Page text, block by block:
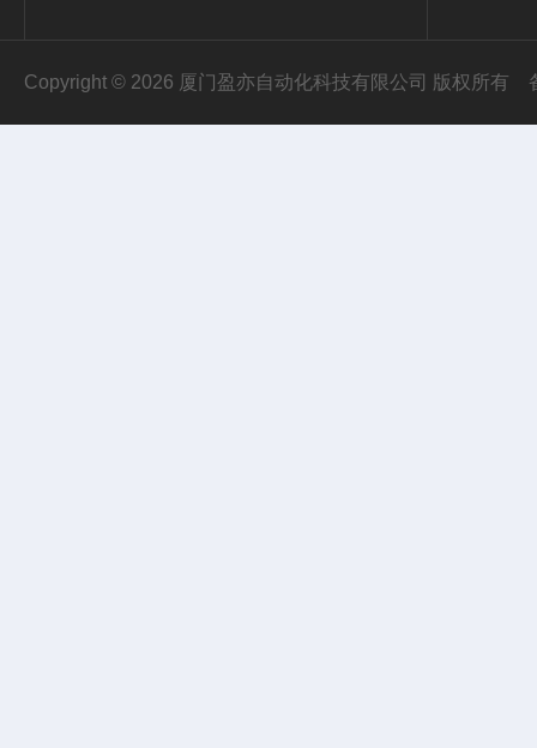
Copyright © 2026 厦门盈亦自动化科技有限公司 版权所有